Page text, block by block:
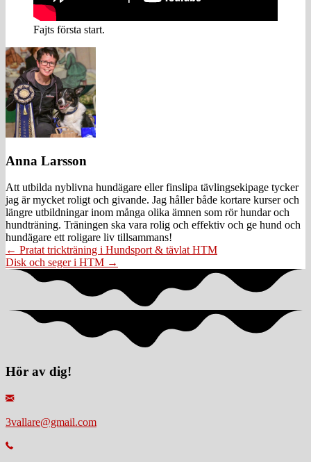
Fajts första start.
Anna Larsson
Att utbilda nyblivna hundägare eller finslipa tävlingsekipage tycker
jag är mycket roligt och givande. Jag håller både kortare kurser och
längre utbildningar inom många olika ämnen som rör hundar och
hundträning. Träningen ska vara rolig och effektiv och ge hund och
hundägare ett roligare liv tillsammans!
Posts
navigation
← Pratat trickträning i Hundsport & tävlat HTM
Disk och seger i HTM →
Hör av dig!
3vallare@gmail.com